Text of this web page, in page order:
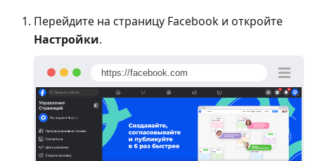
Перейдите на страницу Facebook и откройте
Настройки.
https://facebook.com